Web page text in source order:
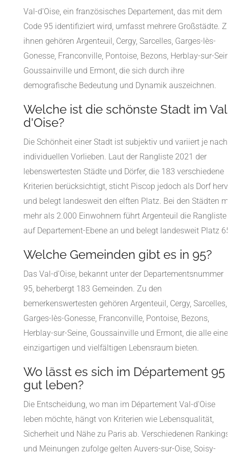
Val-d'Oise, ein französisches Departement, das mit dem
Code 95 identifiziert wird, umfasst mehrere Großstädte.
ihnen gehören Argenteuil, Cergy, Sarcelles, Garges-lès-
Gonesse, Franconville, Pontoise, Bezons, Herblay-sur-
Goussainville und Ermont, die sich durch ihre
demografische Bedeutung und Dynamik auszeichnen.
Welche ist die schönste Stadt im
d'Oise?
Die Schönheit einer Stadt ist subjektiv und variiert je nach
individuellen Vorlieben. Laut der Rangliste 2021 der
lebenswertesten Städte und Dörfer, die 183 verschiedene
Kriterien berücksichtigt, sticht Piscop jedoch als Dorf
und belegt landesweit den elften Platz. Bei den Städten
mehr als 2.000 Einwohnern führt Argenteuil die Rangliste
auf Departement-Ebene an und belegt landesweit Platz
Welche Gemeinden gibt es in 95?
Das Val-d'Oise, bekannt unter der Departementsnummer
95, beherbergt 183 Gemeinden. Zu den
bemerkenswertesten gehören Argenteuil, Cergy, Sarcelles,
Garges-lès-Gonesse, Franconville, Pontoise, Bezons,
Herblay-sur-Seine, Goussainville und Ermont, die alle
einzigartigen und vielfältigen Lebensraum bieten.
Wo lässt es sich im Département 95
gut leben?
Die Entscheidung, wo man im Département Val-d'Oise
leben möchte, hängt von Kriterien wie Lebensqualität,
Sicherheit und Nähe zu Paris ab. Verschiedenen
und Meinungen zufolge gelten Auvers-sur-Oise, Soisy-